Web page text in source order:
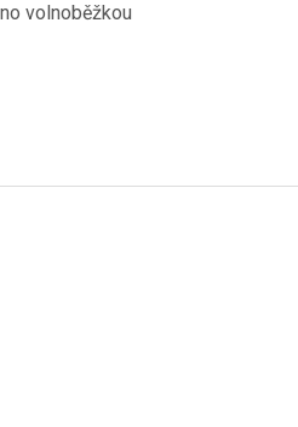
volnoběžkou